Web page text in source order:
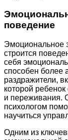
поведение
Эмоциональное
строится
себя
способен более
раздражители,
которой
и переживания.
психологом
научиться
Одним из